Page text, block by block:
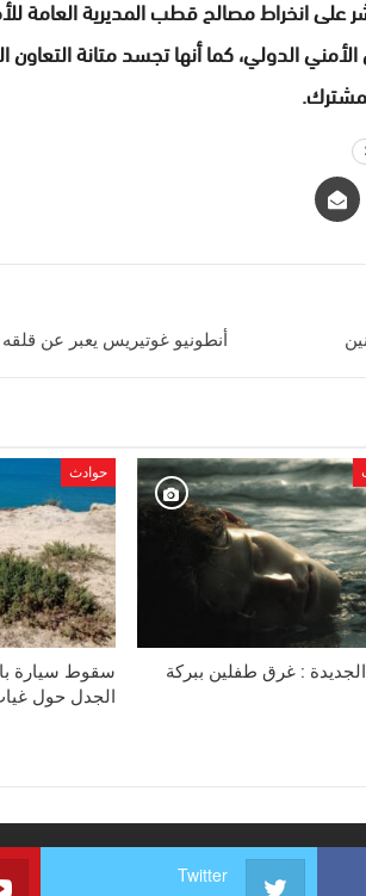
على انخراط مصالح قطب المديرية العامة
الدولي، كما أنها تجسد متانة التعاون
أنطونيو غوتيريس يعبر عن
الجديدة : غرق طفلين ببركة
حوادث
سقوط سيارة
الجدل حول
Twitter